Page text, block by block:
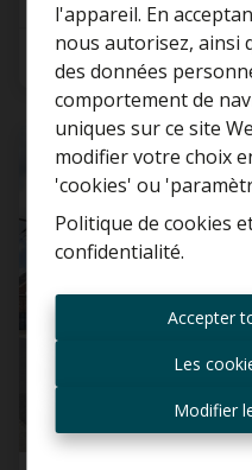
l'appareil. En
nous autorisez, ainsi
des données
comportement de
uniques sur ce site
modifier votre choix
'cookies' ou
Politique de cookies
confidentialité.
Accepter
Les
Modifier
100 m²
VENDU
Curieux
valeur de
Toujours
informé